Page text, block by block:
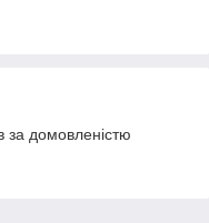
за домовленістю